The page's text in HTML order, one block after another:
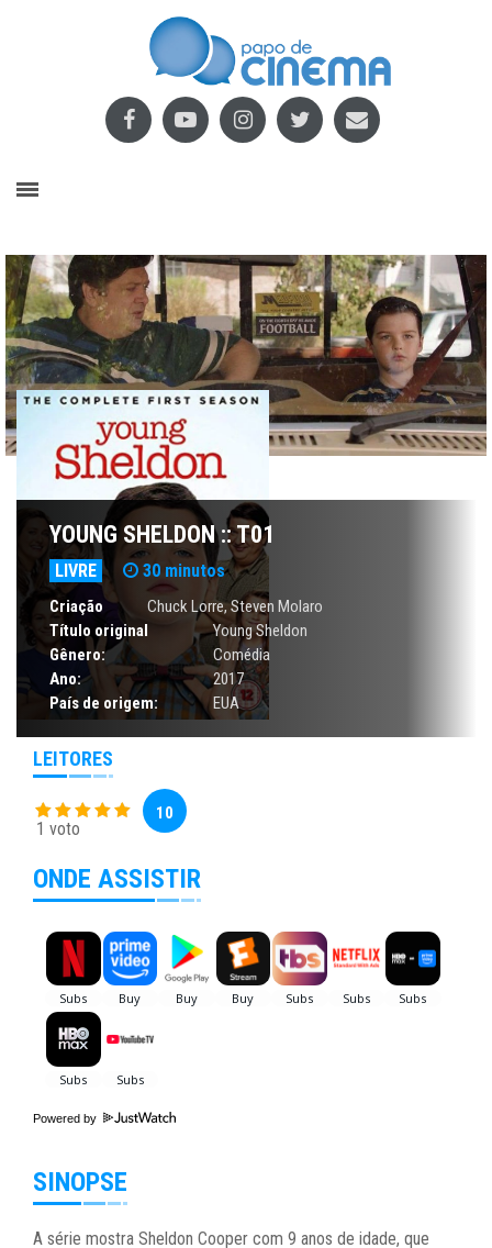
YOUNG SHELDON :: T01
LIVRE 30 minutos
Criação
Chuck Lorre, Steven Molaro
Título original
Young Sheldon
Gênero:
Comédia
Ano:
2017
País de origem:
EUA
LEITORES
1 voto
10
ONDE ASSISTIR
Powered by
SINOPSE
A série mostra Sheldon Cooper com 9 anos de idade, que